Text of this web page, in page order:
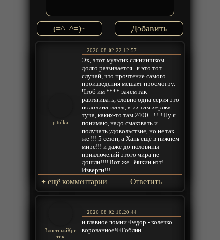
(=^_^=)~
pitulka
2026-08-02 22:12:57
Эх, этот мультик слиииишком
долго развивается.. и это тот
случай, что прочтение самого
произведения мешает просмотру.
Чтоб им **** зачем так
разтягивать, словно одна серия это
половина главы, а их там херова
туча, каких-то там 2400+ ! ! ! Ну я
понимаю, надо смаковать и
получать удовольствие, но не так
же !!! 5 сезон, а Хань ещё в нижнем
мире!!! и даже до половины
приключений этого мира не
дошли!!!! Вот же...ёшкин кот!
Изверги!!!
+ ещё комментарии Ответить
ЗлостныйКри
тик
2026-08-02 10:20:44
и главное помни Федор - колечко...
ворованное!©Гоблин